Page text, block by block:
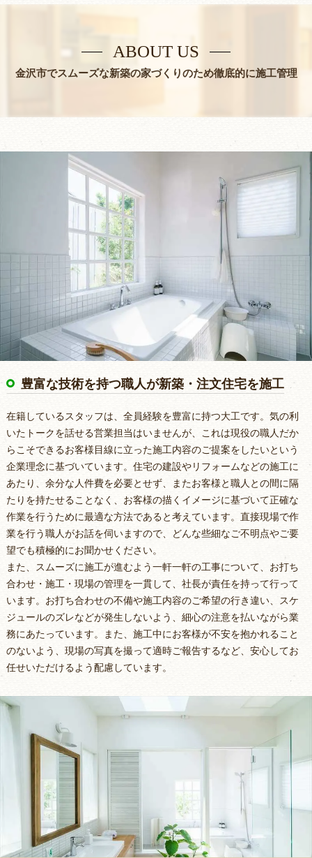
金沢市でスムーズな新築の家づくりのため徹底的に施工管理
ABOUT US
豊富な技術を持つ職人が新築・注文住宅を施工
在籍しているスタッフは、全員経験を豊富に持つ大工です。気の利
いたトークを話せる営業担当はいませんが、これは現役の職人だか
らこそできるお客様目線に立った施工内容のご提案をしたいという
企業理念に基づいています。住宅の建設やリフォームなどの施工に
あたり、余分な人件費を必要とせず、またお客様と職人との間に隔
たりを持たせることなく、お客様の描くイメージに基づいて正確な
作業を行うために最適な方法であると考えています。直接現場で作
業を行う職人がお話を伺いますので、どんな些細なご不明点やご要
望でも積極的にお聞かせください。
また、スムーズに施工が進むよう一軒一軒の工事について、お打ち
合わせ・施工・現場の管理を一貫して、社長が責任を持って行って
います。お打ち合わせの不備や施工内容のご希望の行き違い、スケ
ジュールのズレなどが発生しないよう、細心の注意を払いながら業
務にあたっています。また、施工中にお客様が不安を抱かれること
のないよう、現場の写真を撮って適時ご報告するなど、安心してお
任せいただけるよう配慮しています。